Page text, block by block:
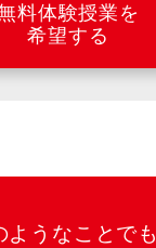
料体験授業を
希望する
ようなことでも